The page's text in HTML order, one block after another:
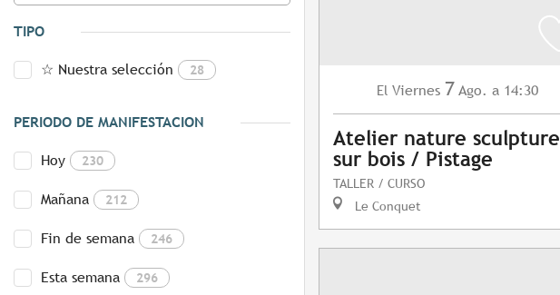
TIPO
☆ Nuestra selección 28
PERIODO DE MANIFESTACION
Hoy 230
Mañana 212
Fin de semana 246
Esta semana 296
El Viernes 7 Ago. a 14:30
Atelier nature sculpture
sur bois / Pistage
TALLER / CURSO
Le Conquet